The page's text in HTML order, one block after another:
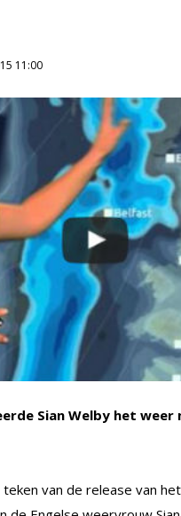
11:00
Sian Welby het
van de release van